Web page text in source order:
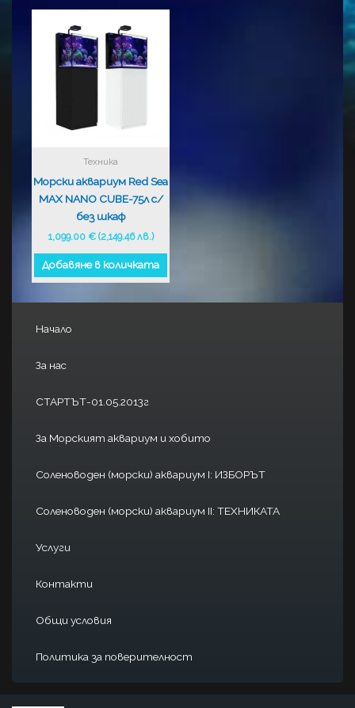
Начало
За нас
СТАРТЪТ-01.05.2013г
За Морският аквариум и хобито
Соленоводен (морски) аквариум I: ИЗБОРЪТ
Соленоводен (морски) аквариум II: ТЕХНИКАТА
Услуги
Контакти
Общи условия
Политика за поверителност
Техника
Морски аквариум Red Sea
MAX NANO CUBE-75л с/
без шкаф
1,099.00 € (2,149.46 лв.)
Добавяне в количката